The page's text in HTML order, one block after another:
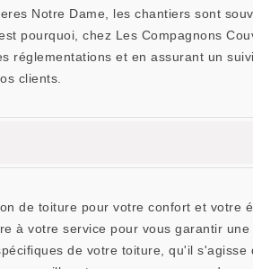
Notre Dame, les chantiers sont
pourquoi, chez Les Compagnons
et en assurant un
clients.
de toiture pour votre confort et votre
à votre service pour vous garantir
de votre toiture, qu'il s'agisse